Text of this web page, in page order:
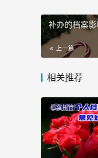
补办的档案影
上一篇
相关推荐
档案托管